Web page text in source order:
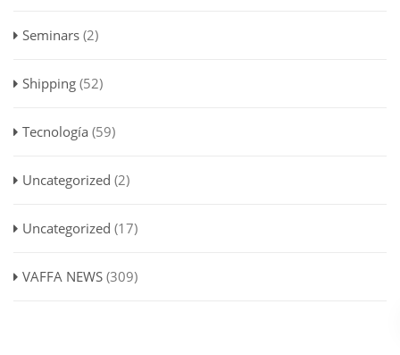
Seminars (2)
Shipping (52)
Tecnología (59)
Uncategorized (2)
Uncategorized (17)
VAFFA NEWS (309)